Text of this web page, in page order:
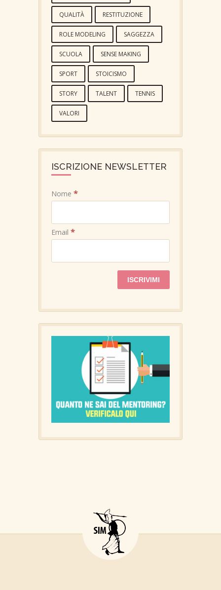
QUALITÀ RESTITUZIONE
ROLE MODELING SAGGEZZA
SCUOLA SENSE MAKING
SPORT STOICISMO
STORY TALENT TENNIS
VALORI
ISCRIZIONE NEWSLETTER
Nome *
Email *